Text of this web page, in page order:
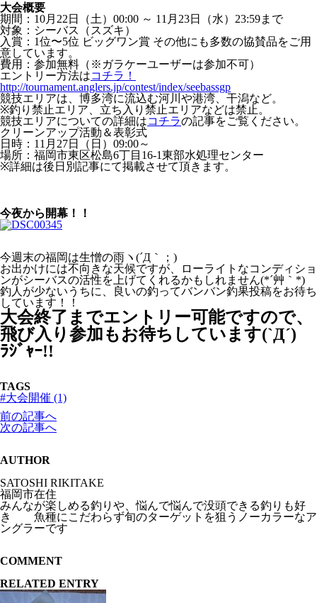
大会概要
期間：10月22日（土）00:00 ～ 11月23日（水）23:59まで
対象：シーバス（スズキ）
入賞：1位〜5位 ビッグワン賞 その他にも多数の協賛品をご用
意しています。
費用：参加無料（※ガラケーユーザーは参加不可）
エントリー方法はコチラ！
http://tournament.anglers.jp/contest/index/seebassgp
競技エリアは、博多湾に流込む河川や港湾、干潟など。
※釣り禁止エリア、立ち入り禁止エリアなどは禁止。
競技エリアについての詳細はコチラの記事をご覧ください。
クリーンアップ活動＆表彰式
日時：11月27日（日）09:00～
場所：福岡市東区松島6丁目16-1東部水処理センター
※詳細は後日別記事にて掲載させて頂きます。
今夜から開幕！！
今週末の福岡は生憎の雨ヽ(´Д｀；)
お出かけには不向きな天候ですが、ローライトなコンディショ
ンがシーバスの活性を上げてくれるかもしれません(*´艸｀*)
釣人が少ないうちに、良いの釣ってバンバン釣果投稿をお待ち
しています！！
大会終了までエントリー可能ですので、
飛び入り参加もお待ちしています(`Д´)ゞ
ﾗｼﾞｬｰ!!
TAGS
#大会開催 (1)
前の記事へ
次の記事へ
AUTHOR
SATOSHI RIKITAKE
福岡市在住
みんなが楽しめる釣りや、悩んで悩んで没頭できる釣りも好
き 魚種にこだわらず旬のターゲットを狙うノーカラーなア
ングラーです
COMMENT
RELATED ENTRY